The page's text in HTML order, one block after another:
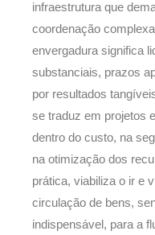
infraestrutura que
coordenação
envergadura significa
substanciais, prazos
por resultados
se traduz em projetos
dentro do custo, na
na otimização dos
prática, viabiliza o ir e
circulação de bens,
indispensável, para a